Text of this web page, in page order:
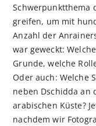
Schwerpunktthema
greifen, um mit
Anzahl der
war geweckt:
Grunde, welche
Oder auch: Welche
neben Dschidda an
arabischen Küste?
nachdem wir